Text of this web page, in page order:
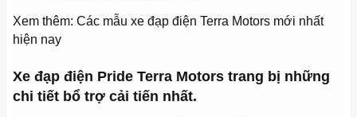
Xem thêm: Các mẫu xe đạp điện Terra Motors mới nhất
hiện nay
Xe đạp điện Pride Terra Motors trang bị những
chi tiết bổ trợ cải tiến nhất.